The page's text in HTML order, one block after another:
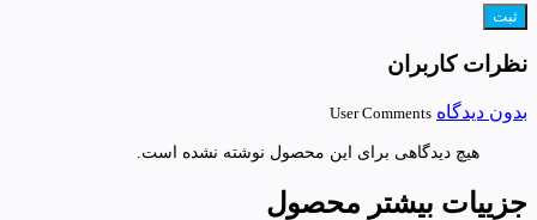
نظرات کاربران
بدون دیدگاه User Comments
هیچ دیدگاهی برای این محصول نوشته نشده است.
جزییات بیشتر محصول